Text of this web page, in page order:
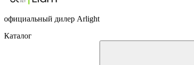
официальный дилер Arlight
Каталог